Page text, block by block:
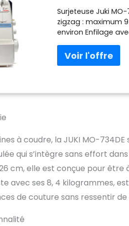
Surjeteuse Juki
zigzag : maximum
environ Enfilage
poubelle à déchets
Bord roulé,
facile à clipser,
à coudre, la JUKI MO-
qui s’intègre sans effort
cm, elle est conçue pour
avec ses 8, 4 kilogrammes,
de couture sans ressentir de